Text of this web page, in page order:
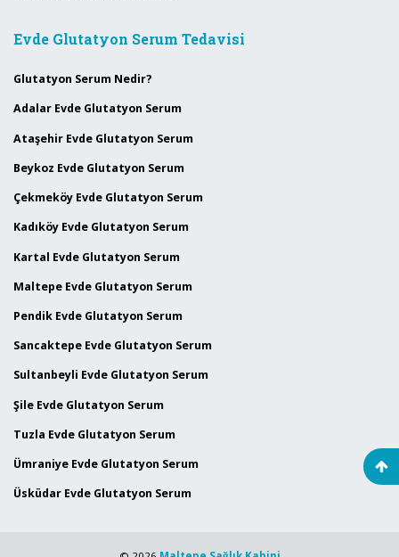
Evde Glutatyon Serum Tedavisi
Glutatyon Serum Nedir?
Adalar Evde Glutatyon Serum
Ataşehir Evde Glutatyon Serum
Beykoz Evde Glutatyon Serum
Çekmeköy Evde Glutatyon Serum
Kadıköy Evde Glutatyon Serum
Kartal Evde Glutatyon Serum
Maltepe Evde Glutatyon Serum
Pendik Evde Glutatyon Serum
Sancaktepe Evde Glutatyon Serum
Sultanbeyli Evde Glutatyon Serum
Şile Evde Glutatyon Serum
Tuzla Evde Glutatyon Serum
Ümraniye Evde Glutatyon Serum
Üsküdar Evde Glutatyon Serum